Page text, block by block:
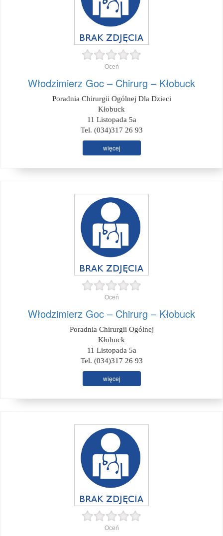
Oceń
Włodzimierz Goc – Chirurg – Kłobuck
Poradnia Chirurgii Ogólnej Dla Dzieci
Kłobuck
11 Listopada 5a
Tel. (034)317 26 93
więcej
Oceń
Włodzimierz Goc – Chirurg – Kłobuck
Poradnia Chirurgii Ogólnej
Kłobuck
11 Listopada 5a
Tel. (034)317 26 93
więcej
Oceń